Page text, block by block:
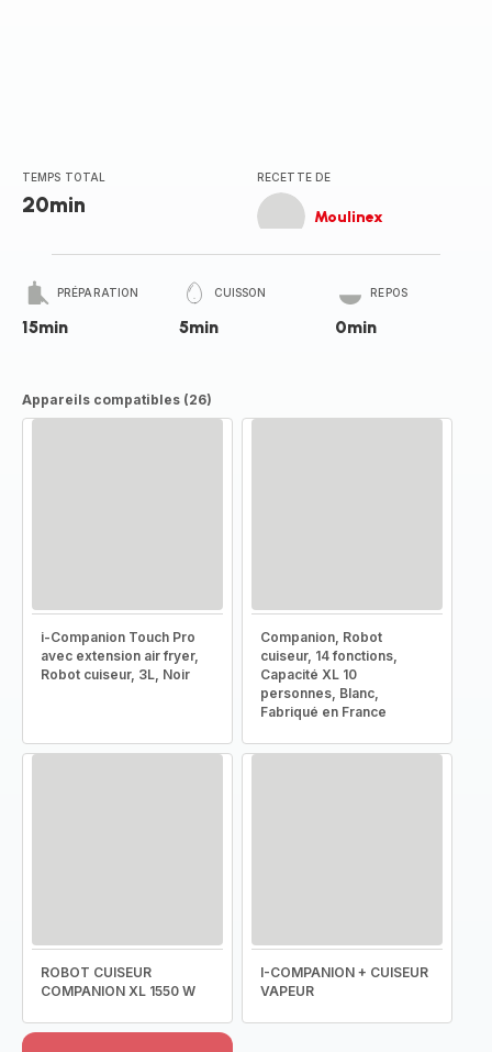
TEMPS TOTAL
20min
RECETTE DE
Moulinex
PRÉPARATION
15min
CUISSON
5min
REPOS
0min
Appareils compatibles (26)
i-Companion Touch Pro
avec extension air fryer,
Robot cuiseur, 3L, Noir
Companion, Robot
cuiseur, 14 fonctions,
Capacité XL 10
personnes, Blanc,
Fabriqué en France
ROBOT CUISEUR
COMPANION XL 1550 W
I-COMPANION + CUISEUR
VAPEUR